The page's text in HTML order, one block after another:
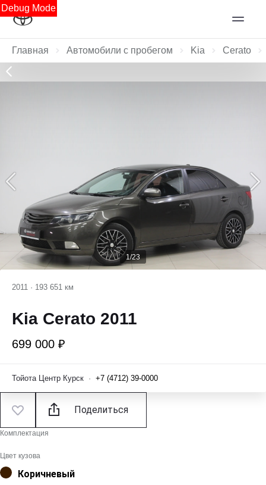
Debug Mode
Главная Автомобили с пробегом Kia Cerato
1/23
2011 · 193 651 км
Kia Cerato 2011
699 000 ₽
Тойота Центр Курск · +7 (4712) 39-0000
Поделиться
Комплектация
Цвет кузова
Коричневый